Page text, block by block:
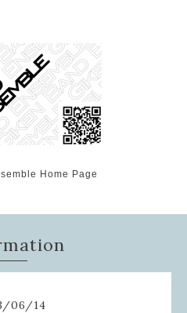
Home Page
/06/14